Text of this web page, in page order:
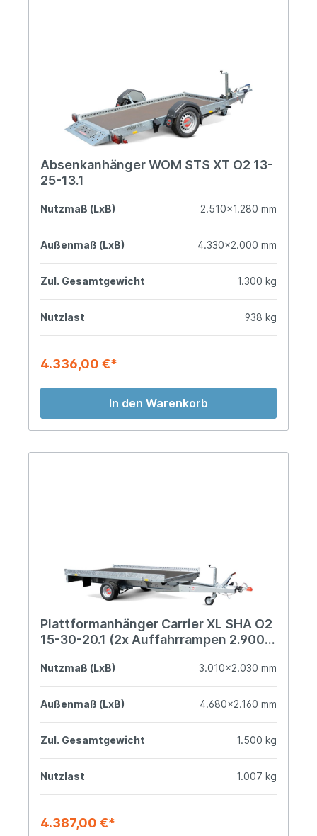
Absenkanhänger WOM STS XT O2 13-
25-13.1
Nutzmaß (LxB) 2.510x1.280 mm
Außenmaß (LxB) 4.330x2.000 mm
Zul. Gesamtgewicht 1.300 kg
Nutzlast 938 kg
4.336,00 €*
In den Warenkorb
Plattformanhänger Carrier XL SHA O2
15-30-20.1 (2x Auffahrrampen 2.900
Nutzmaß (LxB) 3.010x2.030 mm
Außenmaß (LxB) 4.680x2.160 mm
Zul. Gesamtgewicht 1.500 kg
Nutzlast 1.007 kg
4.387,00 €*